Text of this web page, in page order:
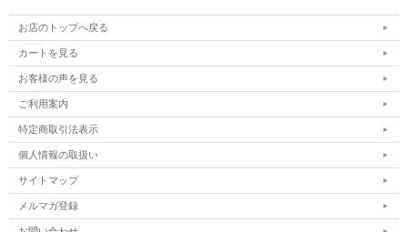
お店のトップへ戻る
カートを見る
お客様の声を見る
ご利用案内
特定商取引法表示
個人情報の取扱い
サイトマップ
メルマガ登録